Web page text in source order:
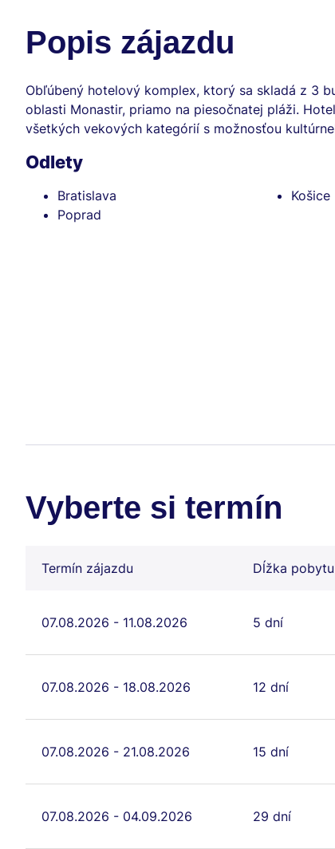
Popis zájazdu
Obľúbený hotelový komplex, ktorý sa skladá z 3
oblasti Monastir, priamo na piesočnatej pláži.
všetkých vekových kategórií s možnosťou
Odlety
Bratislava
Košice
Poprad
Vyberte si termín
Termín zájazdu Dĺžka pobytu
07.08.2026 - 11.08.2026 5 dní
07.08.2026 - 18.08.2026 12 dní
07.08.2026 - 21.08.2026 15 dní
07.08.2026 - 04.09.2026 29 dní